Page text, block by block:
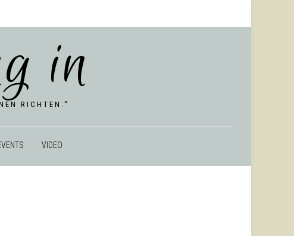
in
RICHTEN."
VIDEO